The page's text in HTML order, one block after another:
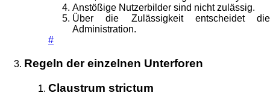
Anstößige Nutzerbilder sind nicht zulässig.
Über die Zulässigkeit entscheidet die
Administration.
#
Regeln der einzelnen Unterforen
Claustrum strictum